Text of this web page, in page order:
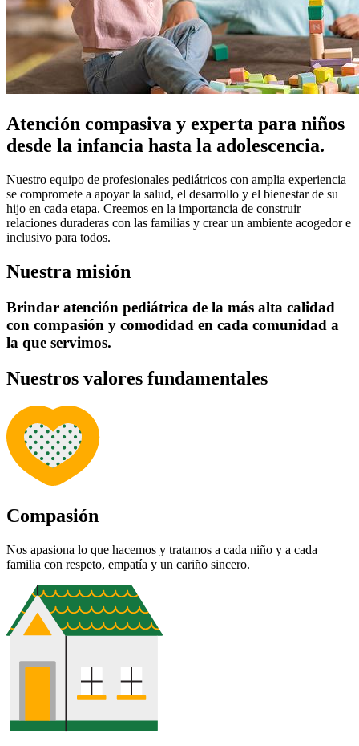
Atención compasiva y experta para niños
desde la infancia hasta la adolescencia.
Nuestro equipo de profesionales pediátricos con amplia experiencia
se compromete a apoyar la salud, el desarrollo y el bienestar de su
hijo en cada etapa. Creemos en la importancia de construir
relaciones duraderas con las familias y crear un ambiente acogedor e
inclusivo para todos.
Nuestra misión
Brindar atención pediátrica de la más alta calidad
con compasión y comodidad en cada comunidad a
la que servimos.
Nuestros valores fundamentales
Compasión
Nos apasiona lo que hacemos y tratamos a cada niño y a cada
familia con respeto, empatía y un cariño sincero.